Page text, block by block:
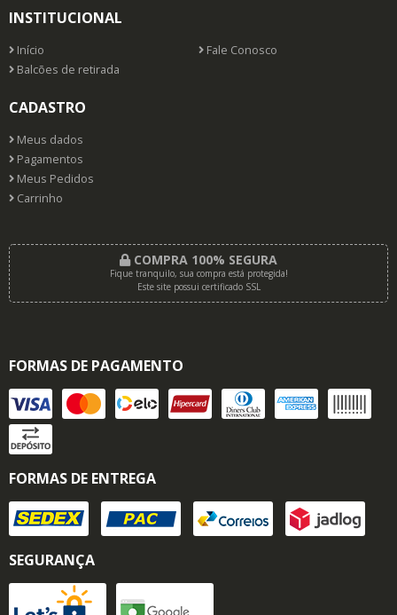
INSTITUCIONAL
Início
Fale Conosco
Balcões de retirada
CADASTRO
Meus dados
Pagamentos
Meus Pedidos
Carrinho
COMPRA 100% SEGURA
Fique tranquilo, sua compra está protegida!
Este site possui certificado SSL
FORMAS DE PAGAMENTO
FORMAS DE ENTREGA
SEGURANÇA